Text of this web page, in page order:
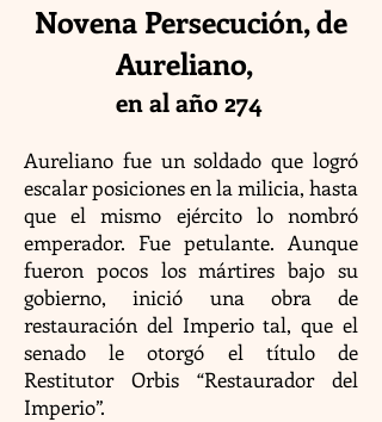
Novena Persecución, de
Aureliano,
en al año 274
Aureliano fue un soldado que logró
escalar posiciones en la milicia, hasta
que el mismo ejército lo nombró
emperador. Fue petulante. Aunque
fueron pocos los mártires bajo su
gobierno, inició una obra de
restauración del Imperio tal, que el
senado le otorgó el título de
Restitutor Orbis “Restaurador del
Imperio”.